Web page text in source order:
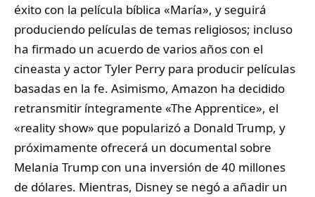
éxito con la película bíblica «María», y seguirá
produciendo películas de temas religiosos; incluso
ha firmado un acuerdo de varios años con el
cineasta y actor Tyler Perry para producir películas
basadas en la fe. Asimismo, Amazon ha decidido
retransmitir íntegramente «The Apprentice», el
«reality show» que popularizó a Donald Trump, y
próximamente ofrecerá un documental sobre
Melania Trump con una inversión de 40 millones
de dólares. Mientras, Disney se negó a añadir un